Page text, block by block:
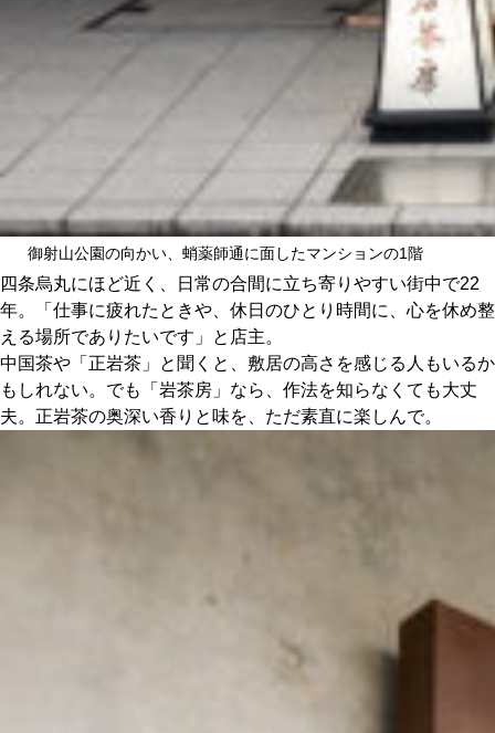
御射山公園の向かい、蛸薬師通に面したマンションの1階
四条烏丸にほど近く、日常の合間に立ち寄りやすい街中で22
年。「仕事に疲れたときや、休日のひとり時間に、心を休め整
える場所でありたいです」と店主。
中国茶や「正岩茶」と聞くと、敷居の高さを感じる人もいるか
もしれない。でも「岩茶房」なら、作法を知らなくても大丈
夫。正岩茶の奥深い香りと味を、ただ素直に楽しんで。